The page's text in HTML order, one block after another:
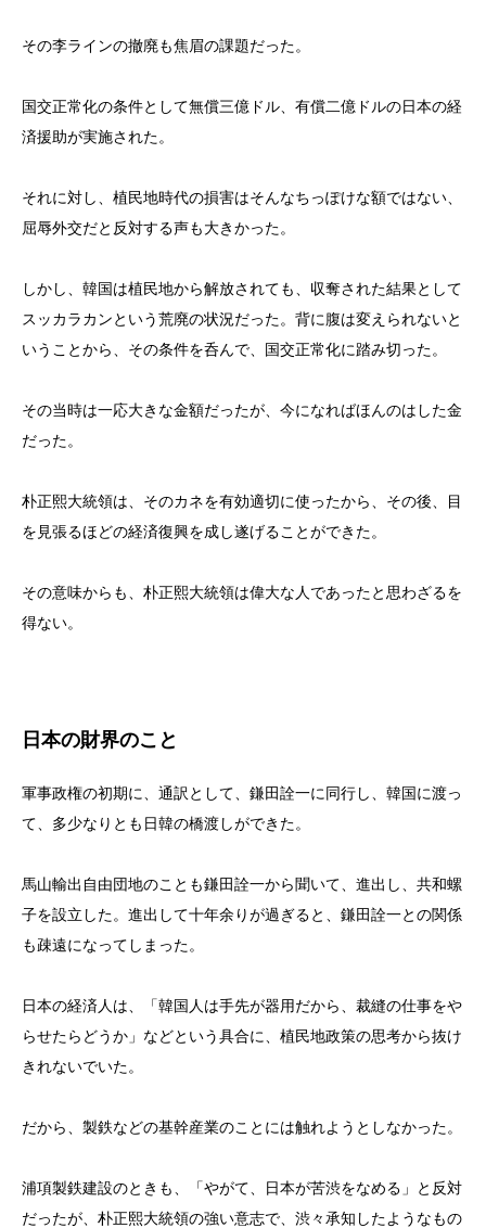
その李ラインの撤廃も焦眉の課題だった。
国交正常化の条件として無償三億ドル、有償二億ドルの日本の経
済援助が実施された。
それに対し、植民地時代の損害はそんなちっぽけな額ではない、
屈辱外交だと反対する声も大きかった。
しかし、韓国は植民地から解放されても、収奪された結果として
スッカラカンという荒廃の状況だった。背に腹は変えられないと
いうことから、その条件を呑んで、国交正常化に踏み切った。
その当時は一応大きな金額だったが、今になればほんのはした金
だった。
朴正熙大統領は、そのカネを有効適切に使ったから、その後、目
を見張るほどの経済復興を成し遂げることができた。
その意味からも、朴正熙大統領は偉大な人であったと思わざるを
得ない。
日本の財界のこと
軍事政権の初期に、通訳として、鎌田詮一に同行し、韓国に渡っ
て、多少なりとも日韓の橋渡しができた。
馬山輸出自由団地のことも鎌田詮一から聞いて、進出し、共和螺
子を設立した。進出して十年余りが過ぎると、鎌田詮一との関係
も疎遠になってしまった。
日本の経済人は、「韓国人は手先が器用だから、裁縫の仕事をや
らせたらどうか」などという具合に、植民地政策の思考から抜け
きれないでいた。
だから、製鉄などの基幹産業のことには触れようとしなかった。
浦項製鉄建設のときも、「やがて、日本が苦渋をなめる」と反対
だったが、朴正熙大統領の強い意志で、渋々承知したようなもの